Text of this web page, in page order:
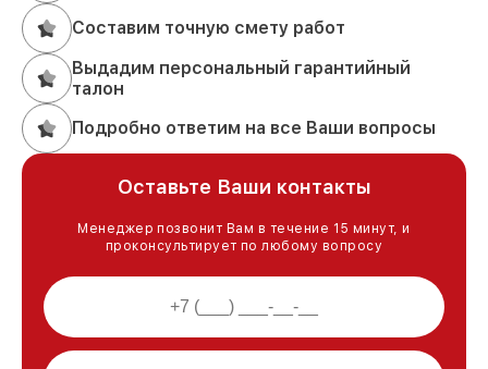
Составим точную смету работ
Выдадим персональный гарантийный
талон
Подробно ответим на все Ваши вопросы
Оставьте Ваши контакты
Менеджер позвонит Вам в течение 15 минут, и
проконсультирует по любому вопросу